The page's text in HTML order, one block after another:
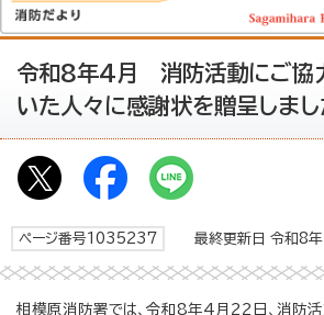
令和8年4月 消防活動にご協
いた人々に感謝状を贈呈しまし
ページ番号1035237 最終更新日 令和8年
相模原消防署では、令和8年4月22日、消防